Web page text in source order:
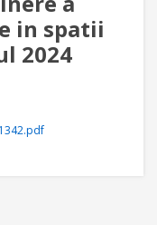
in spatii
2024